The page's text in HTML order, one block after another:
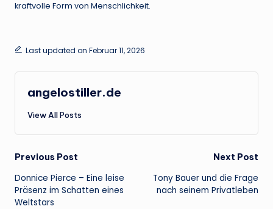
kraftvolle Form von Menschlichkeit.
Last updated on Februar 11, 2026
angelostiller.de
View All Posts
Post
navigation
Previous Post
Donnice Pierce – Eine leise
Präsenz im Schatten eines
Weltstars
Next Post
Tony Bauer und die Frage
nach seinem Privatleben